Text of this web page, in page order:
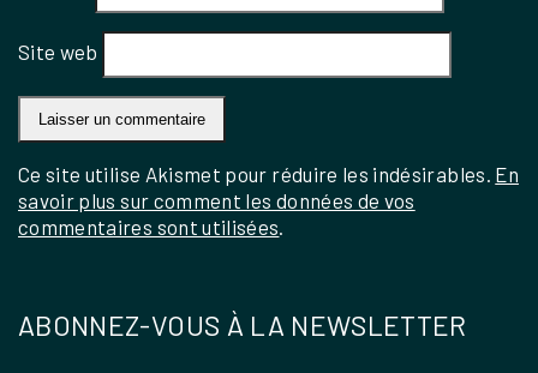
Site web
Ce site utilise Akismet pour réduire les indésirables. En
savoir plus sur comment les données de vos
commentaires sont utilisées
ABONNEZ-VOUS À LA NEWSLETTER